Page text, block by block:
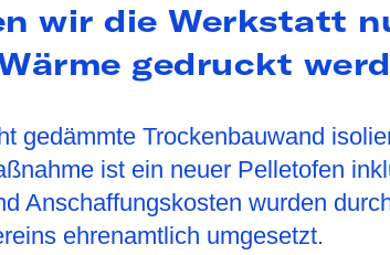
wir die Werkstatt
gedruckt
gedämmte Trockenbauwand
ist ein neuer Pelletofen
Anschaffungskosten wurden
ehrenamtlich umgesetzt.